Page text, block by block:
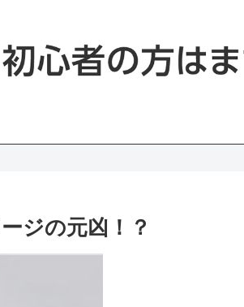
ジの元凶！？